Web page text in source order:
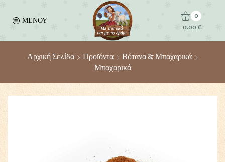
ΜΕΝΟΥ
0
0.00€
Αρχική Σελίδα Προϊόντα
Βότανα & Μπαχαρικά
Μπαχαρικά